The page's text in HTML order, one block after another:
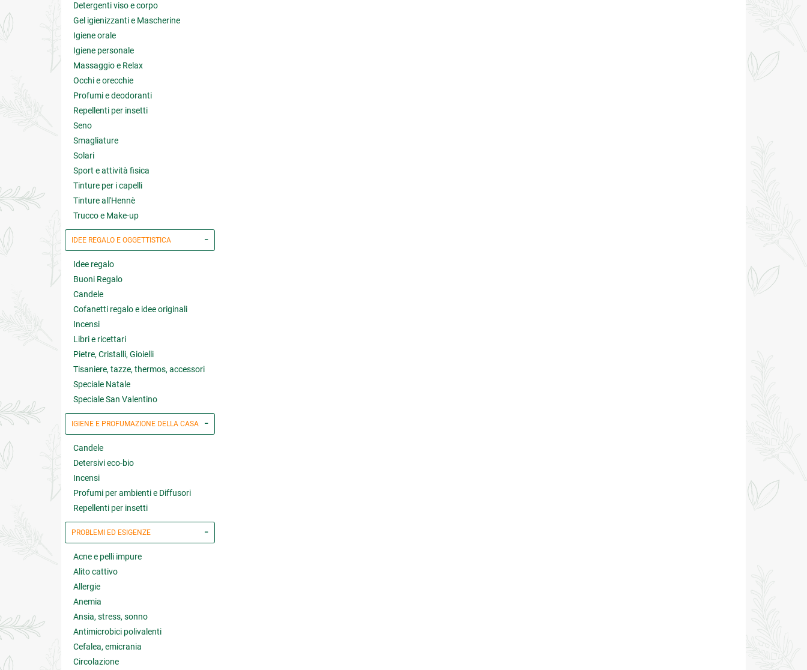
Detergenti viso e corpo
Gel igienizzanti e Mascherine
Igiene orale
Igiene personale
Massaggio e Relax
Occhi e orecchie
Profumi e deodoranti
Repellenti per insetti
Seno
Smagliature
Solari
Sport e attività fisica
Tinture per i capelli
Tinture all'Hennè
Trucco e Make-up
IDEE REGALO E OGGETTISTICA
Idee regalo
Buoni Regalo
Candele
Cofanetti regalo e idee originali
Incensi
Libri e ricettari
Pietre, Cristalli, Gioielli
Tisaniere, tazze, thermos, accessori
Speciale Natale
Speciale San Valentino
IGIENE E PROFUMAZIONE DELLA CASA
Candele
Detersivi eco-bio
Incensi
Profumi per ambienti e Diffusori
Repellenti per insetti
PROBLEMI ED ESIGENZE
Acne e pelli impure
Alito cattivo
Allergie
Anemia
Ansia, stress, sonno
Antimicrobici polivalenti
Cefalea, emicrania
Circolazione